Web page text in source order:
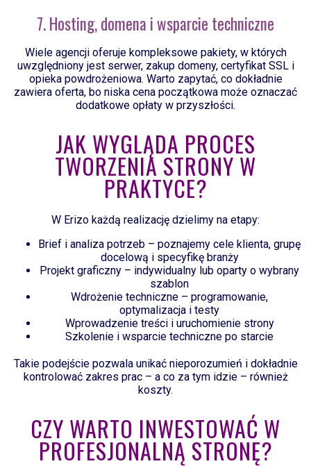
7. Hosting, domena i wsparcie techniczne
Wiele agencji oferuje kompleksowe pakiety, w których
uwzględniony jest serwer, zakup domeny, certyfikat SSL i
opieka powdrożeniowa. Warto zapytać, co dokładnie
zawiera oferta, bo niska cena początkowa może oznaczać
dodatkowe opłaty w przyszłości.
JAK WYGLĄDA PROCES
TWORZENIA STRONY W
PRAKTYCE?
W Erizo każdą realizację dzielimy na etapy:
Brief i analiza potrzeb – poznajemy cele klienta, grupę
docelową i specyfikę branży
Projekt graficzny – indywidualny lub oparty o wybrany
szablon
Wdrożenie techniczne – programowanie,
optymalizacja i testy
Wprowadzenie treści i uruchomienie strony
Szkolenie i wsparcie techniczne po starcie
Takie podejście pozwala unikać nieporozumień i dokładnie
kontrolować zakres prac – a co za tym idzie – również
koszty.
CZY WARTO INWESTOWAĆ W
PROFESJONALNĄ STRONĘ?